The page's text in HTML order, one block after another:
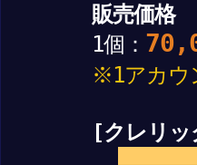
販売価格
1個：
※1アカウ
[クレリッ